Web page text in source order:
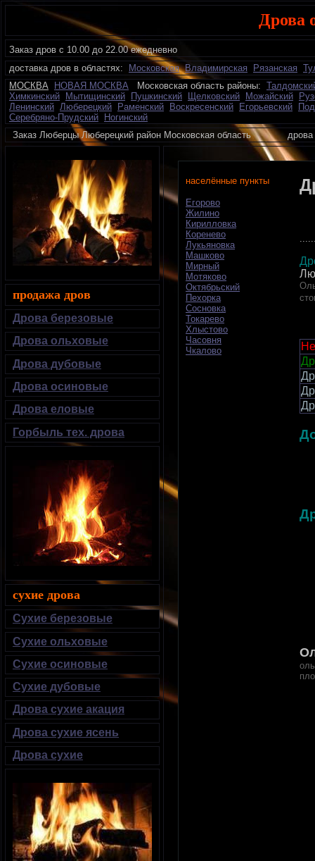
Дрова
Заказ дров с 10.00 до 22.00 ежедневно
доставка дров в областях:
Московская Владимирская Рязанская
МОСКВА
НОВАЯ МОСКВА Московская область районы:
Химкинский
Мытищинский Пушкинский Щелковский Можайский
Ленинский Люберецкий Раменский Воскресенский Егорьевский
Серебряно-Прудский
Ногинский
Заказ Люберцы Люберецкий район Московская область дрова
населённые пункты
Егорово
Жилино
Кирилловка
Коренево
Лукьяновка
Машково
Мирный
Мотяково
Октябрьский
Пехорка
Сосновка
Токарево
Хлыстово
Часовня
Чкалово
продажа дров
Дрова березовые
Дрова ольховые
Дрова дубовые
Дрова осиновые
Дрова еловые
Горбыль тех. дрова
сухие дрова
Сухие березовые
Сухие ольховые
Сухие осиновые
Сухие дубовые
Дрова сухие акация
Дрова сухие ясень
Дрова сухие